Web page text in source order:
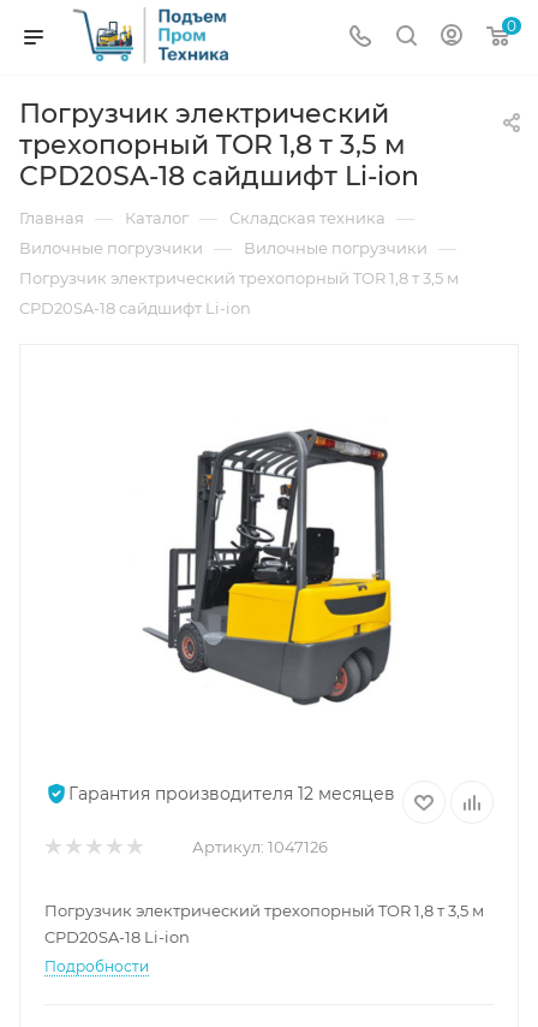
0
Погрузчик электрический
трехопорный TOR 1,8 т 3,5 м
CPD20SA-18 сайдшифт Li-ion
Главная — Каталог — Складская техника —
Вилочные погрузчики — Вилочные погрузчики —
Погрузчик электрический трехопорный TOR 1,8 т 3,5 м
CPD20SA-18 сайдшифт Li-ion
Гарантия производителя 12 месяцев
Артикул: 1047126
Погрузчик электрический трехопорный TOR 1,8 т 3,5 м
CPD20SA-18 Li-ion
Подробности